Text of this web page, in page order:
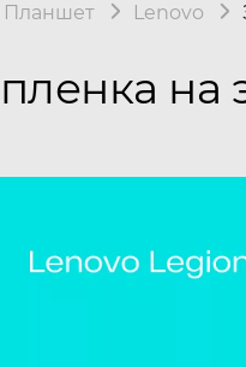
Планшет Lenovo
на